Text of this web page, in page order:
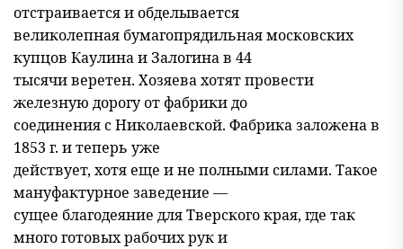
отстраивается и обделывается
великолепная бумагопрядильная московских
купцов Каулина и Залогина в 44
тысячи веретен. Хозяева хотят провести
железную дорогу от фабрики до
соединения с Николаевской. Фабрика заложена в
1853 г. и теперь уже
действует, хотя еще и не полными силами. Такое
мануфактурное заведение —
сущее благодеяние для Тверского края, где так
много готовых рабочих рук и